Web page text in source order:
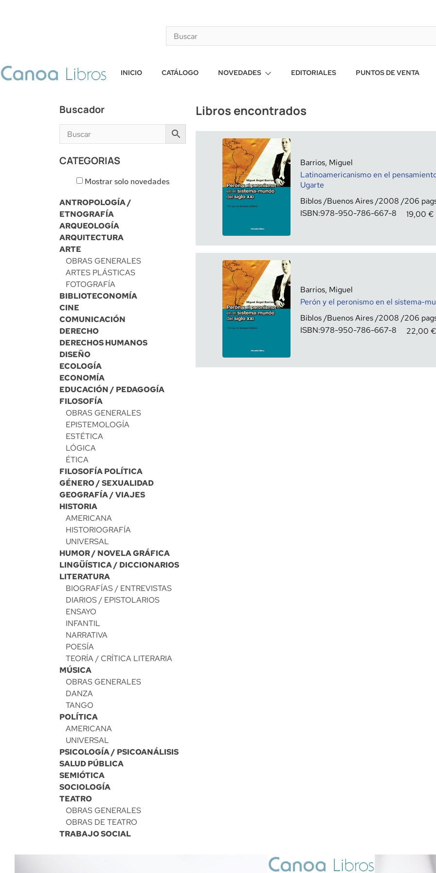
INICIO CATÁLOGO NOVEDADES EDITORIALES PUNTOS DE VENTA
Buscador
CATEGORIAS
Mostrar solo novedades
ANTROPOLOGÍA /
ETNOGRAFÍA
ARQUEOLOGÍA
ARQUITECTURA
ARTE
OBRAS GENERALES
ARTES PLÁSTICAS
FOTOGRAFÍA
BIBLIOTECONOMÍA
CINE
COMUNICACIÓN
DERECHO
DERECHOS HUMANOS
DISEÑO
ECOLOGÍA
ECONOMÍA
EDUCACIÓN / PEDAGOGÍA
FILOSOFÍA
OBRAS GENERALES
EPISTEMOLOGÍA
ESTÉTICA
LÓGICA
ÉTICA
FILOSOFÍA POLÍTICA
GÉNERO / SEXUALIDAD
GEOGRAFÍA / VIAJES
HISTORIA
AMERICANA
HISTORIOGRAFÍA
UNIVERSAL
HUMOR / NOVELA GRÁFICA
LINGÜÍSTICA / DICCIONARIOS
LITERATURA
BIOGRAFÍAS / ENTREVISTAS
DIARIOS / EPISTOLARIOS
ENSAYO
INFANTIL
NARRATIVA
POESÍA
TEORÍA / CRÍTICA LITERARIA
MÚSICA
OBRAS GENERALES
DANZA
TANGO
POLÍTICA
AMERICANA
UNIVERSAL
PSICOLOGÍA / PSICOANÁLISIS
SALUD PÚBLICA
SEMIÓTICA
SOCIOLOGÍA
TEATRO
OBRAS GENERALES
OBRAS DE TEATRO
TRABAJO SOCIAL
Libros encontrados
Barrios, Miguel
Latinoamericanismo en el
Ugarte
Biblos Buenos Aires 2008
206
ISBN:978-950-786-667-8 19,00 €
Barrios, Miguel
Perón y el peronismo en el sistema-
Biblos Buenos Aires 2008
206
ISBN:978-950-786-667-8 22,00 €